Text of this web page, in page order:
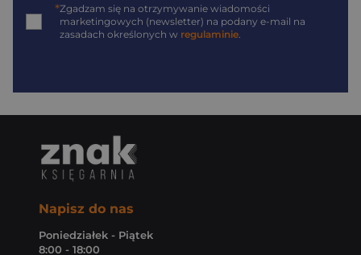
*Zgadzam się na otrzymywanie wiadomości
marketingowych (newsletter) na podany e-mail na
zasadach określonych w regulaminie
Napisz do nas
Poniedziałek - Piątek
8:00 - 18:00